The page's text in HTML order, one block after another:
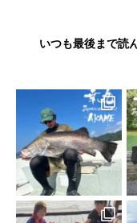
いつも最後まで読